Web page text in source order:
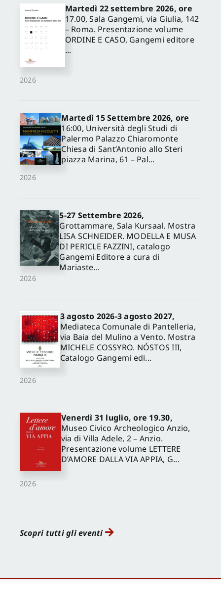
2026
Martedì 22 settembre 2026, ore
17.00, Sala Gangemi, via Giulia, 142
– Roma. Presentazione volume
ORDINE E CASO, Gangemi editore
...
2026
Martedì 15 Settembre 2026, ore
16:00, Università degli Studi di
Palermo Palazzo Chiaromonte
Chiesa di Sant’Antonio allo Steri
piazza Marina, 61 – Pal...
2026
5-27 Settembre 2026,
Grottammare, Sala Kursaal. Mostra
LISA SCHNEIDER. MODELLA E MUSA
DI PERICLE FAZZINI, catalogo
Gangemi Editore a cura di
Mariaste...
2026
3 agosto 2026-3 agosto 2027,
Mediateca Comunale di Pantelleria,
via Baia del Mulino a Vento. Mostra
MICHELE COSSYRO. NÓSTOS III,
Catalogo Gangemi edi...
2026
Venerdì 31 luglio, ore 19.30,
Museo Civico Archeologico Anzio,
via di Villa Adele, 2 – Anzio.
Presentazione volume LETTERE
D’AMORE DALLA VIA APPIA, G...
Scopri tutti gli eventi